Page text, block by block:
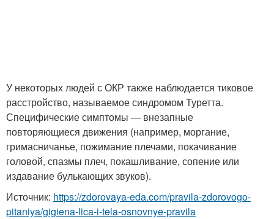
У некоторых людей с ОКР также наблюдается тиковое
расстройство, называемое синдромом Туретта.
Специфические симптомы — внезапные
повторяющиеся движения (например, моргание,
гримасничанье, пожимание плечами, покачивание
головой, спазмы плеч, покашливание, сопение или
издавание булькающих звуков).
Источник: https://zdorovaya-eda.com/pravila-zdorovogo-
pitaniya/gigiena-lica-i-tela-osnovnye-pravila